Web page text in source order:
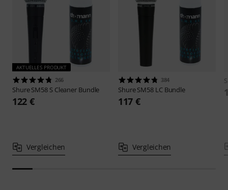
AKTUELLES PRODUKT
266
ShureSM58 S Cleaner Bundle
122 €
Vergleichen
384
ShureSM58 LC Bundle
117 €
Vergleichen